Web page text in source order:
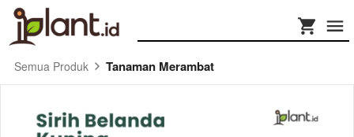
Semua Produk Tanaman Merambat